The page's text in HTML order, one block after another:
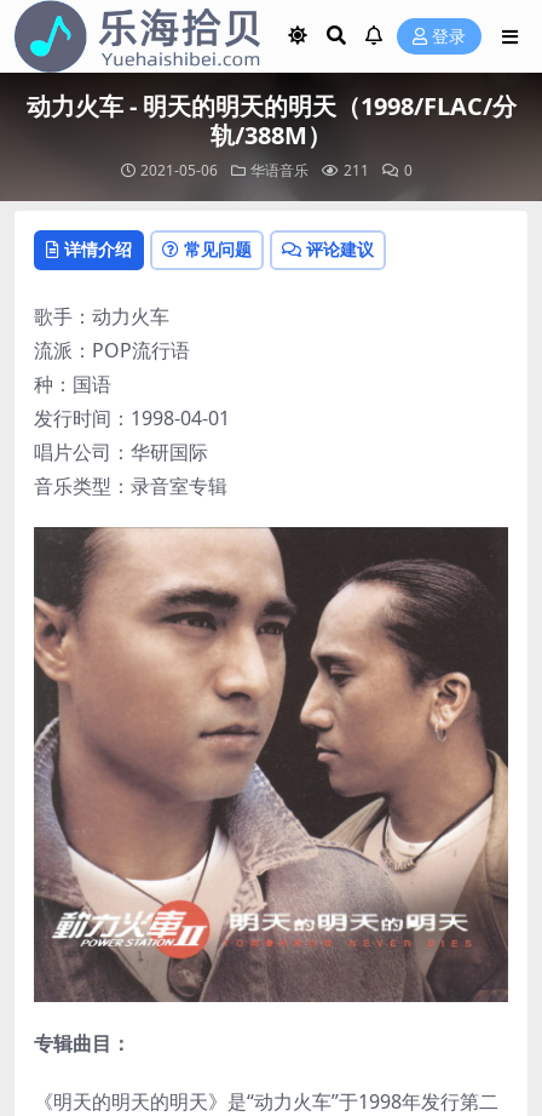
登录
动力火车 - 明天的明天的明天（1998/FLAC/分
轨/388M）
2021-05-06 华语音乐 211 0
详情介绍 常见问题 评论建议
歌手：动力火车
流派：POP流行语
种：国语
发行时间：1998-04-01
唱片公司：华研国际
音乐类型：录音室专辑
专辑曲目：
《明天的明天的明天》是“动力火车”于1998年发行第二